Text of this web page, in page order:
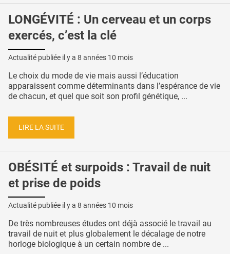
LONGÉVITÉ : Un cerveau et un corps
exercés, c’est la clé
Actualité publiée il y a 8 années 10 mois
Le choix du mode de vie mais aussi l’éducation
apparaissent comme déterminants dans l’espérance de vie
de chacun, et quel que soit son profil génétique, ...
LIRE LA SUITE
OBÉSITÉ et surpoids : Travail de nuit
et prise de poids
Actualité publiée il y a 8 années 10 mois
De très nombreuses études ont déjà associé le travail au
travail de nuit et plus globalement le décalage de notre
horloge biologique à un certain nombre de ...